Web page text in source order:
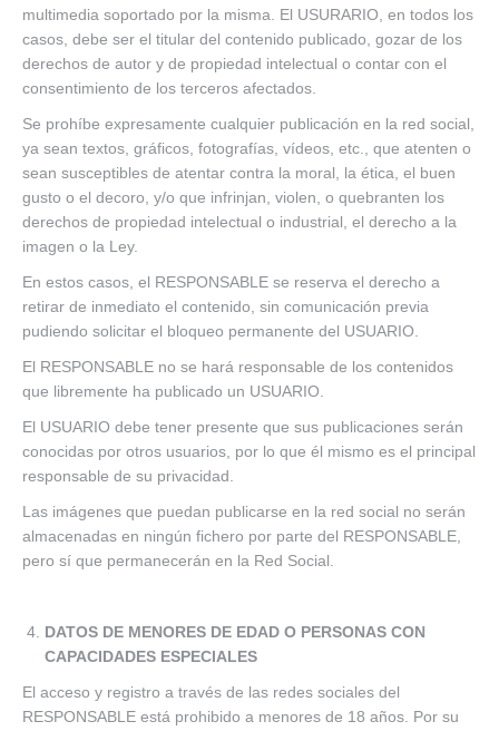
multimedia soportado por la misma. El USURARIO, en todos los
casos, debe ser el titular del contenido publicado, gozar de los
derechos de autor y de propiedad intelectual o contar con el
consentimiento de los terceros afectados.
Se prohíbe expresamente cualquier publicación en la red social,
ya sean textos, gráficos, fotografías, vídeos, etc., que atenten o
sean susceptibles de atentar contra la moral, la ética, el buen
gusto o el decoro, y/o que infrinjan, violen, o quebranten los
derechos de propiedad intelectual o industrial, el derecho a la
imagen o la Ley.
En estos casos, el RESPONSABLE se reserva el derecho a
retirar de inmediato el contenido, sin comunicación previa
pudiendo solicitar el bloqueo permanente del USUARIO.
El RESPONSABLE no se hará responsable de los contenidos
que libremente ha publicado un USUARIO.
El USUARIO debe tener presente que sus publicaciones serán
conocidas por otros usuarios, por lo que él mismo es el principal
responsable de su privacidad.
Las imágenes que puedan publicarse en la red social no serán
almacenadas en ningún fichero por parte del RESPONSABLE,
pero sí que permanecerán en la Red Social.
DATOS DE MENORES DE EDAD O PERSONAS CON
CAPACIDADES ESPECIALES
El acceso y registro a través de las redes sociales del
RESPONSABLE está prohibido a menores de 18 años. Por su